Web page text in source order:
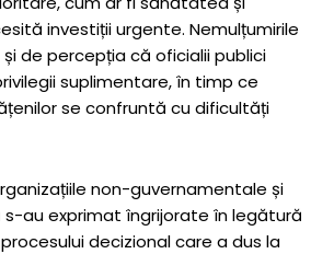
investiții urgente. Nemulțumirile
de percepția că oficialii publici
suplimentare, în timp ce
se confruntă cu dificultăți
non-guvernamentale și
au exprimat îngrijorate în legătură
decizional care a dus la